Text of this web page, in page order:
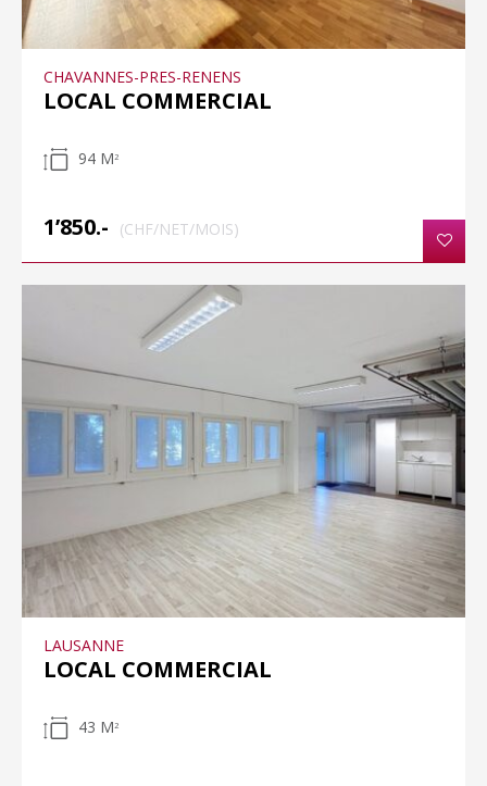
CHAVANNES-PRES-RENENS
LOCAL COMMERCIAL
94 M 2
1’850.- (CHF/NET/MOIS)
LAUSANNE
LOCAL COMMERCIAL
43 M 2